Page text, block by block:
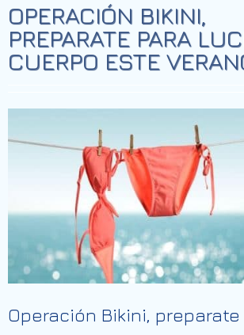
OPERACIÓN BIKINI,
PREPARATE PARA
CUERPO ESTE
Operación Bikini, preparate